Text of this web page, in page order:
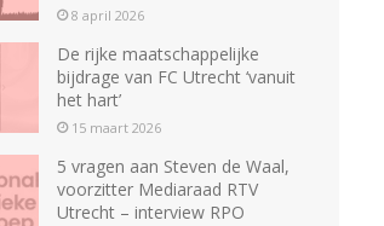
8 april 2026
De rijke maatschappelijke
bijdrage van FC Utrecht ‘vanuit
het hart’
15 maart 2026
5 vragen aan Steven de Waal,
voorzitter Mediaraad RTV
Utrecht – interview RPO